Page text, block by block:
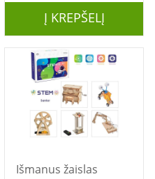
Į KREPŠELĮ
Išmanus žaislas